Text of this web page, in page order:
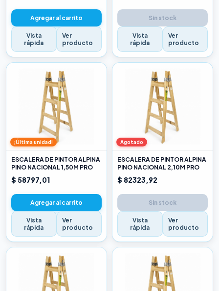
Agregar al carrito
Vista
rápida
Ver
producto
Sin stock
Vista
rápida
Ver
producto
¡Última unidad!
ESCALERA DE PINTOR ALPINA
PINO NACIONAL 1,50M PRO
$ 58797,01
Agregar al carrito
Vista
rápida
Ver
producto
Agotado
ESCALERA DE PINTOR ALPINA
PINO NACIONAL 2,10M PRO
$ 82323,92
Sin stock
Vista
rápida
Ver
producto